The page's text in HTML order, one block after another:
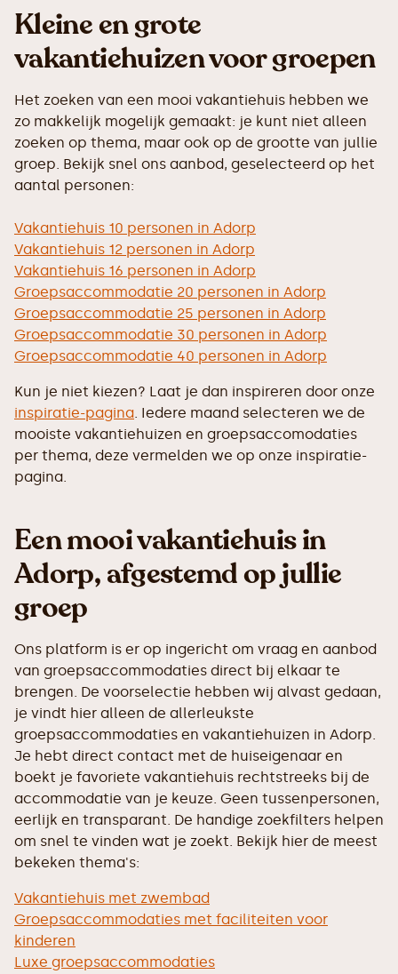
Kleine en grote
vakantiehuizen voor groepen
Het zoeken van een mooi vakantiehuis hebben we
zo makkelijk mogelijk gemaakt: je kunt niet alleen
zoeken op thema, maar ook op de grootte van jullie
groep. Bekijk snel ons aanbod, geselecteerd op het
aantal personen:
Vakantiehuis 10 personen in Adorp
Vakantiehuis 12 personen in Adorp
Vakantiehuis 16 personen in Adorp
Groepsaccommodatie 20 personen in Adorp
Groepsaccommodatie 25 personen in Adorp
Groepsaccommodatie 30 personen in Adorp
Groepsaccommodatie 40 personen in Adorp
Kun je niet kiezen? Laat je dan inspireren door onze
inspiratie-pagina. Iedere maand selecteren we de
mooiste vakantiehuizen en groepsaccomodaties
per thema, deze vermelden we op onze inspiratie-
pagina.
Een mooi vakantiehuis in
Adorp, afgestemd op jullie
groep
Ons platform is er op ingericht om vraag en aanbod
van groepsaccommodaties direct bij elkaar te
brengen. De voorselectie hebben wij alvast gedaan,
je vindt hier alleen de allerleukste
groepsaccommodaties en vakantiehuizen in Adorp.
Je hebt direct contact met de huiseigenaar en
boekt je favoriete vakantiehuis rechtstreeks bij de
accommodatie van je keuze. Geen tussenpersonen,
eerlijk en transparant. De handige zoekfilters helpen
om snel te vinden wat je zoekt. Bekijk hier de meest
bekeken thema's:
Vakantiehuis met zwembad
Groepsaccommodaties met faciliteiten voor
kinderen
Luxe groepsaccommodaties